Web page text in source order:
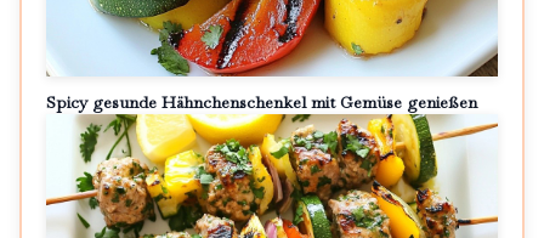
Spicy gesunde Hähnchenschenkel mit Gemüse genießen